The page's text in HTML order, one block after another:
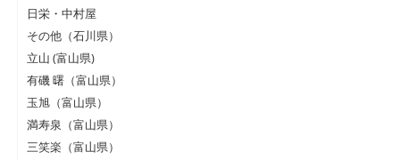
日栄・中村屋
その他（石川県）
立山 (富山県)
有磯 曙（富山県）
玉旭（富山県）
満寿泉（富山県）
三笑楽（富山県）